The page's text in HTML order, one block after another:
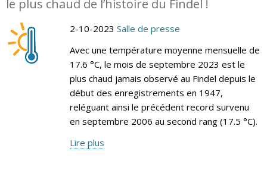
le plus chaud de l’histoire du Findel !
2-10-2023 Salle de presse
Avec une température moyenne mensuelle de
17.6 °C, le mois de septembre 2023 est le
plus chaud jamais observé au Findel depuis le
début des enregistrements en 1947,
reléguant ainsi le précédent record survenu
en septembre 2006 au second rang (17.5 °C).
Lire plus